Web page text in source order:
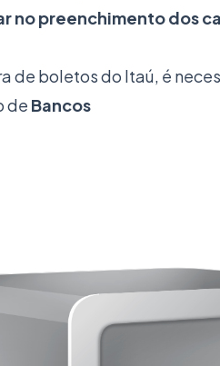
no preenchimento dos
de boletos do Itaú, é
de Bancos